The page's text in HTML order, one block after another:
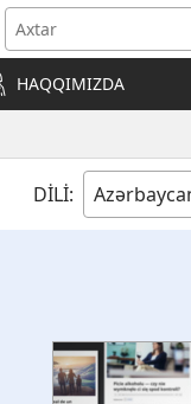
HAQQIMIZDA
DİLİ: